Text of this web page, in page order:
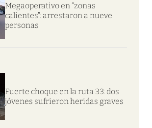
Megaoperativo en “zonas
calientes”: arrestaron a nueve
personas
Fuerte choque en la ruta 33: dos
jóvenes sufrieron heridas graves